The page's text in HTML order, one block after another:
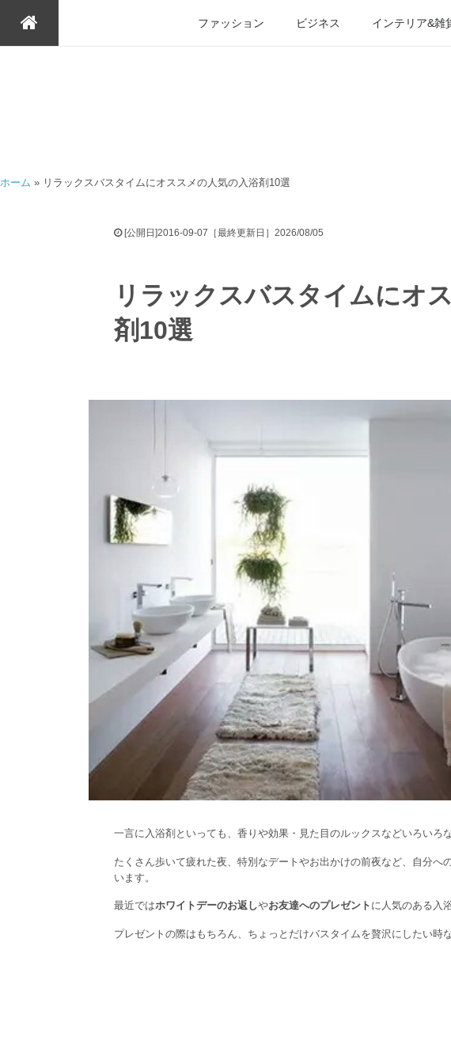
ファッション ビジネス インテリア&雑
ホーム » リラックスバスタイムにオススメの人気の入浴剤10選
[公開日]2016-09-07［最終更新日］2026/08/05
リラックスバスタイムにオ
剤10選
一言に入浴剤といっても、香りや効果・見た目のルックスなどいろいろ
たくさん歩いて疲れた夜、特別なデートやお出かけの前夜など、自分へ
います。
最近ではホワイトデーのお返しやお友達へのプレゼント に人気のある入浴
プレゼントの際はもちろん、ちょっとだけバスタイムを贅沢にしたい時